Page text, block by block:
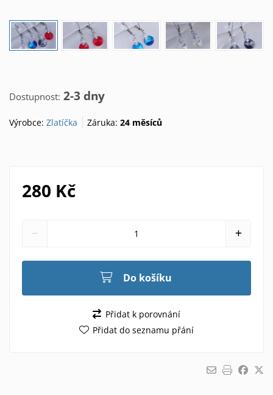
Dostupnost: 2-3 dny
Výrobce: Zlatíčka Záruka:24 měsíců
280 Kč
Do košíku
Přidat k porovnání
Přidat do seznamu přání